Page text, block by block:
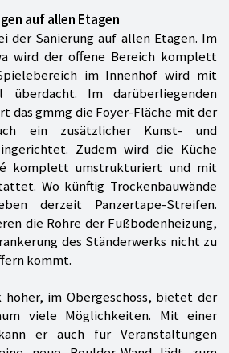
auf allen Etagen
der Sanierung auf allen Etagen. Im
wird der offene Bereich komplett
im Innenhof wird mit
überdacht. Im darüberliegenden
das gmmg die Foyer-Fläche mit der
ein zusätzlicher Kunst- und
Zudem wird die Küche
komplett umstrukturiert und mit
Wo künftig Trockenbauwände
derzeit Panzertape-Streifen.
die Rohre der Fußbodenheizung,
des Ständerwerks nicht zu
kommt.
im Obergeschoss, bietet der
viele Möglichkeiten. Mit einer
er auch für Veranstaltungen